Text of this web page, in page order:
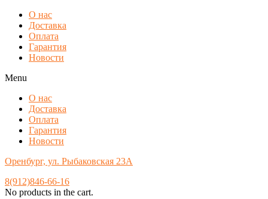
О нас
Доставка
Оплата
Гарантия
Новости
Menu
О нас
Доставка
Оплата
Гарантия
Новости
Оренбург, ул. Рыбаковская 23А
8(912)846-66-16
No products in the cart.